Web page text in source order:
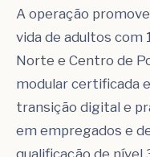
A operação
vida de adultos com
Norte e Centro de
modular certificada
transição digital e
em empregados e
qualificação de nível